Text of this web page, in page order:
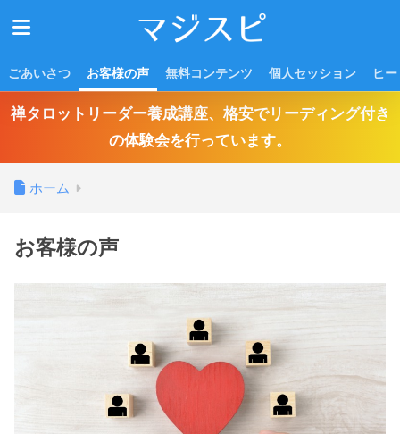
ごあいさつ お客様の声 無料コンテンツ 個人セッション ヒ
禅タロットリーダー養成講座、格安でリーディング付き
の体験会を行っています。
ホーム
お客様の声